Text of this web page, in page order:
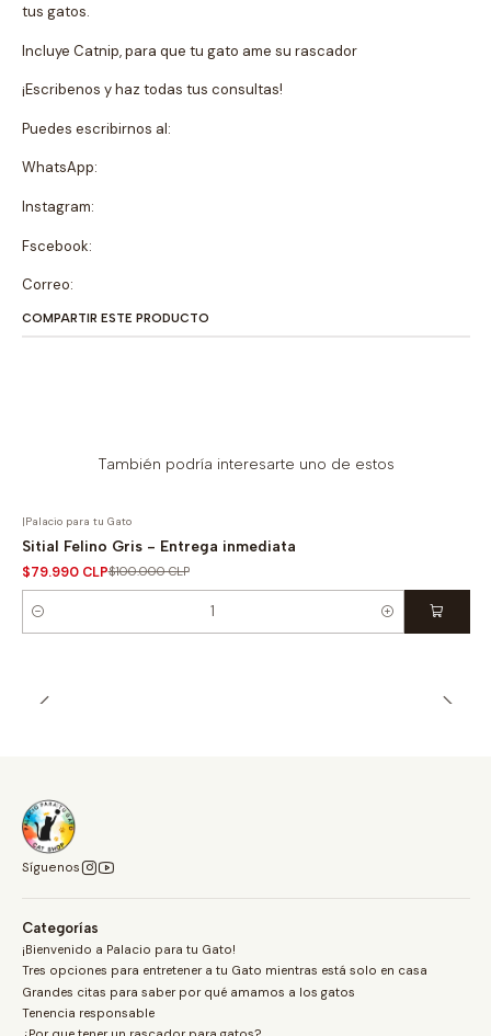
tus gatos.
Incluye Catnip, para que tu gato ame su rascador
¡Escribenos y haz todas tus consultas!
Puedes escribirnos al:
WhatsApp:
Instagram:
Fscebook:
Correo:
COMPARTIR ESTE PRODUCTO
También podría interesarte uno de estos
|Palacio para tu Gato
Sitial Felino Gris - Entrega inmediata
$79.990 CLP$100.000 CLP
Cantidad
Síguenos
Categorías
¡Bienvenido a Palacio para tu Gato!
Tres opciones para entretener a tu Gato mientras está solo en casa
Grandes citas para saber por qué amamos a los gatos
Tenencia responsable